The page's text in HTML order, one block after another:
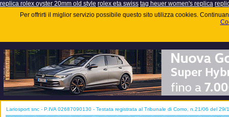
replica rolex oyster 20mm old style rolex eta swiss tag heuer women's replica
Per offrirti il miglior servizio possibile questo sito utilizza cookies.
Lariosport snc - P.IVA 02687090130 - Testata registrata al Tribunale di Como, n.21/06 del 29/